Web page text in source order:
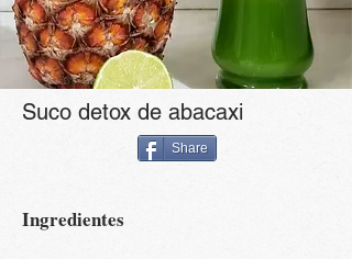
Suco detox de abacaxi
Share
Ingredientes